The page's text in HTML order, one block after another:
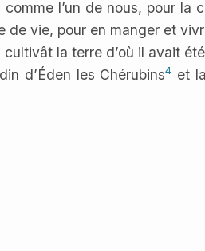
l’un de nous, pour la
de vie, pour en manger et
la terre d’où il avait
d’Éden les Chérubins4 et